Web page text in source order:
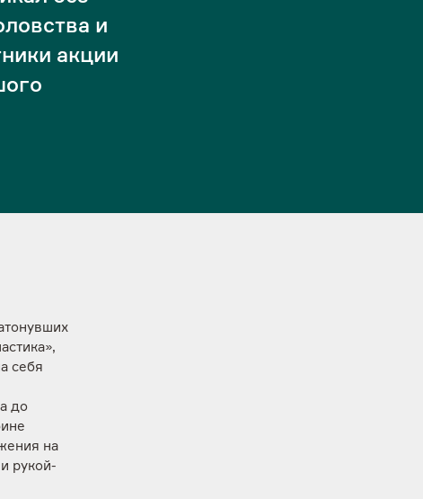
и
акции
себя
до
на
рукой-